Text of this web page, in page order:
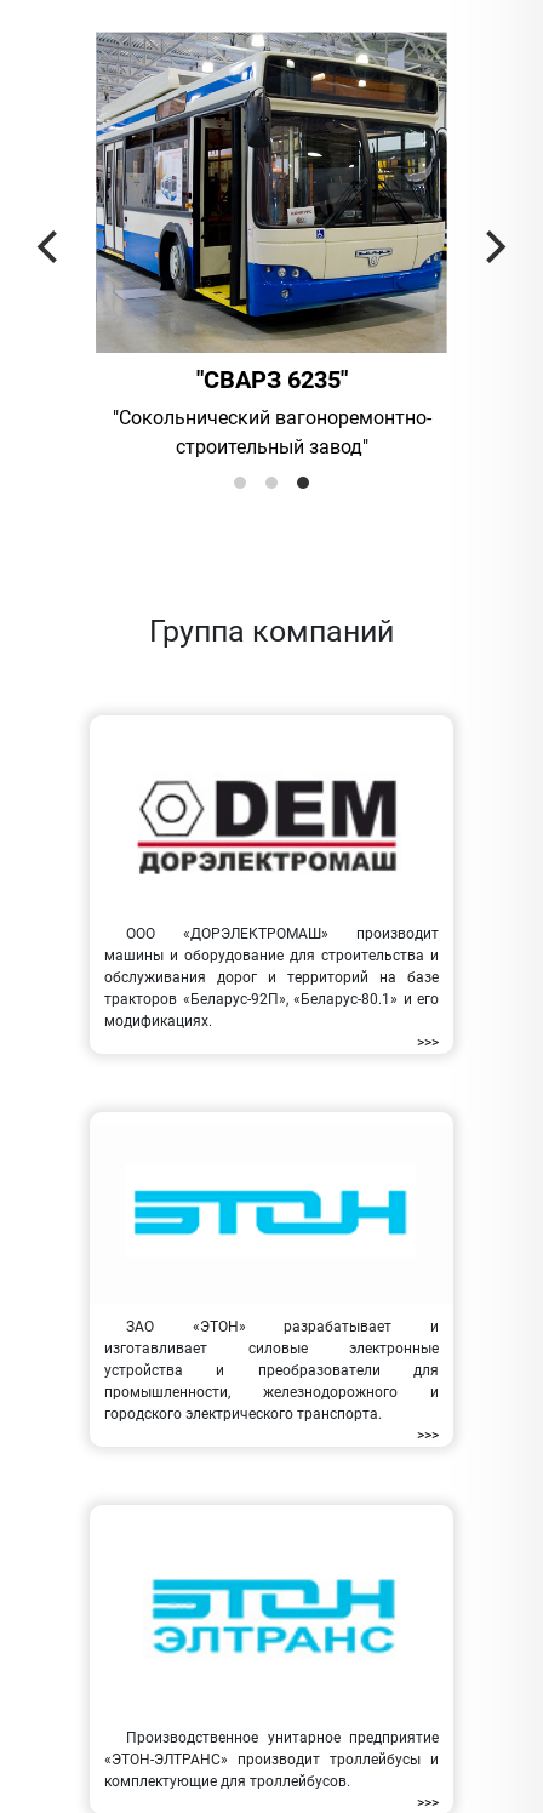
"СВАРЗ 6235"
"Сокольнический вагоноремонтно-
строительный завод"
Группа компаний
ООО «ДОРЭЛЕКТРОМАШ» производит
машины и оборудование для строительства и
обслуживания дорог и территорий на базе
тракторов «Беларус-92П», «Беларус-80.1» и его
модификациях.
>>>
ЗАО «ЭТОН» разрабатывает и
изготавливает силовые электронные
устройства и преобразователи для
промышленности, железнодорожного и
городского электрического транспорта.
>>>
Производственное унитарное предприятие
«ЭТОН-ЭЛТРАНС» производит троллейбусы и
комплектующие для троллейбусов.
>>>